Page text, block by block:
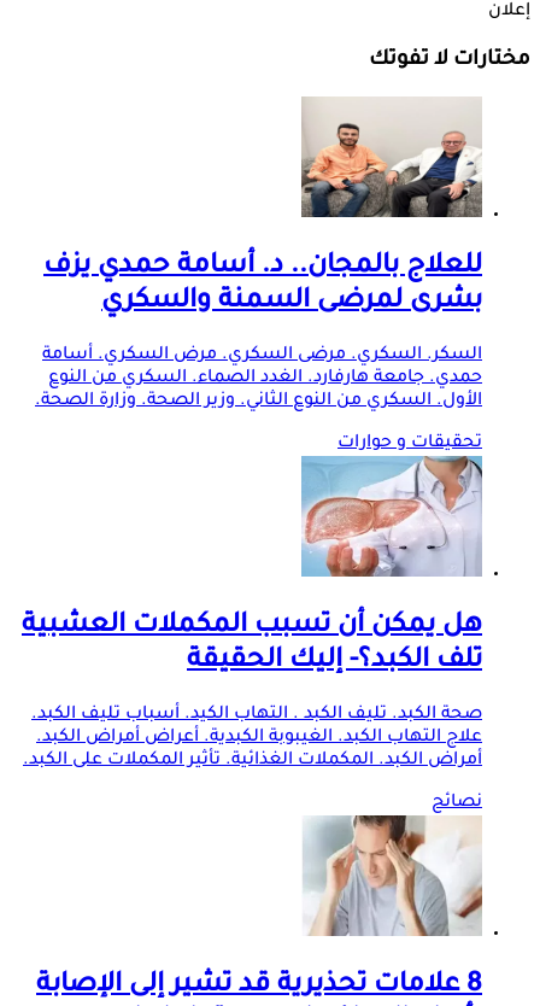
إعلان
مختارات لا تفوتك
للعلاج بالمجان.. د. أسامة حمدي يزف
بشرى لمرضى السمنة والسكري
السكر. السكري. مرضى السكري. مرض السكري. أسامة
حمدي. جامعة هارفارد. الغدد الصماء. السكري من النوع
الأول. السكري من النوع الثاني. وزير الصحة. وزارة الصحة.
تحقيقات و حوارات
هل يمكن أن تسبب المكملات العشبية
تلف الكبد؟- إليك الحقيقة
صحة الكبد. تليف الكبد . التهاب الكيد. أسباب تليف الكبد.
علاج التهاب الكبد. الغيبوبة الكبدية. أعراض أمراض الكبد.
أمراض الكبد. المكملات الغذائية. تأثير المكملات على الكبد.
نصائح
8 علامات تحذيرية قد تشير إلى الإصابة